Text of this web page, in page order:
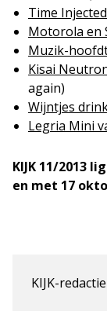
Time
Motorola en
Muzik-
Kisai
again)
Wijntjes
Legria Mini
KIJK 11/2013
en met 17
KIJK-redactie